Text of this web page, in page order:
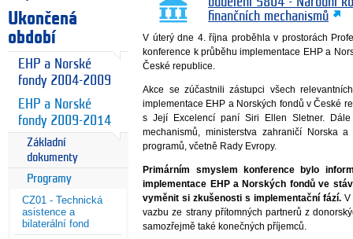
Ukončená
období
EHP a Norské
fondy 2004-2009
EHP a Norské
fondy 2009-2014
Základní
dokumenty
Programy
CZ01 - Technická
asistence a
bilaterální fond
oddělení 5804 - Národní
finančních mechanismů
V úterý dne 4. října proběhla v prostorách
konference k průběhu implementace EHP a
České republice.
Akce se zúčastnili zástupci všech
implementace EHP a Norských fondů v České
s Její Excelencí paní Siri Ellen Sletner.
mechanismů, ministerstva zahraničí Norska
programů, včetně Rady Evropy.
Primárním smyslem konference bylo
implementace EHP a Norských fondů ve
vyměnit si zkušenosti s implementační fází.V
vazbu ze strany přítomných partnerů z
samozřejmě také konečných příjemců.